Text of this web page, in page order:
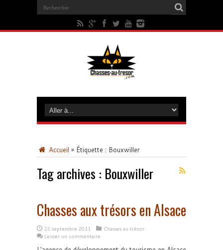
Accueil » Étiquette : Bouxwiller
Tag archives : Bouxwiller
Chasses aux trésors en Alsace
22 septembre 2011
Chasses au trésor
Laisser un commentaire